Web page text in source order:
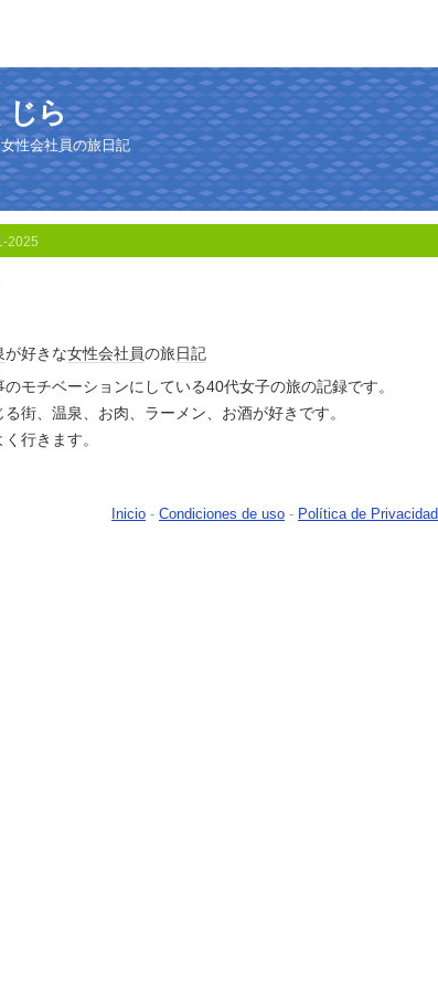
じら
性会社員の旅日記
2025
が好きな女性会社員の旅日記
モチベーションにしている40代女子の旅の記録です。
る街、温泉、お肉、ラーメン、お酒が好きです。
行きます。
Inicio - Condiciones de uso - Política de Privacidad